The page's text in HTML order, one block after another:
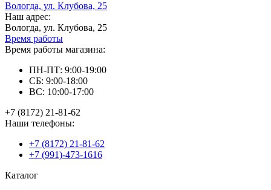
Вологда, ул. Клубова, 25
Наш адрес:
Вологда, ул. Клубова, 25
Время работы
Время работы магазина:
ПН-ПТ: 9:00-19:00
СБ: 9:00-18:00
ВС: 10:00-17:00
+7 (8172) 21-81-62
Наши телефоны:
+7 (8172) 21-81-62
+7 (991)-473-1616
Каталог